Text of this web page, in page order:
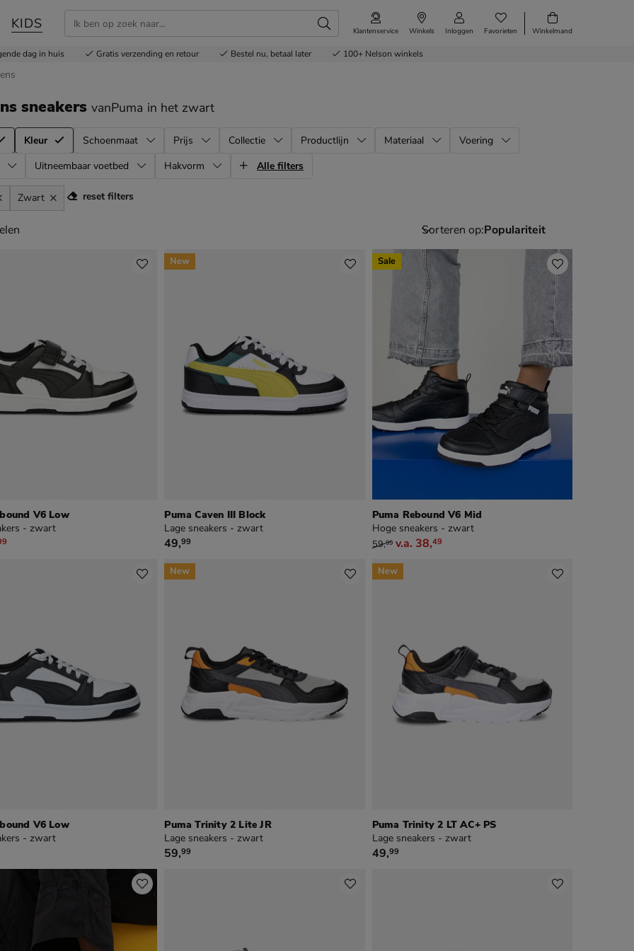
KIDS Klantenservice Winkels Inloggen Favorieten Winkelmand
dag in huis Gratis verzending en retour Bestel nu, betaal later 100+ Nelson winkels
sneakers vanPuma in het zwart
Kleur Schoenmaat Prijs Collectie Productlijn Materiaal
Voering
Uitneembaar voetbed Hakvorm Alle filters
Zwart reset filters
Sorteren op:
V6 Low
- zwart
voor € 34,99
Puma Caven III Block
Lage sneakers - zwart
€ 49,99
49,99
New
Puma Rebound V6 Mid
Hoge sneakers - zwart
van € 59,99 vanaf € 38,49
59,99 v.a. 38,49
Sale
V6 Low
- zwart
Puma Trinity 2 Lite JR
Lage sneakers - zwart
€ 59,99
59,99
New
Puma Trinity 2 LT AC+ PS
Lage sneakers - zwart
€ 49,99
49,99
New